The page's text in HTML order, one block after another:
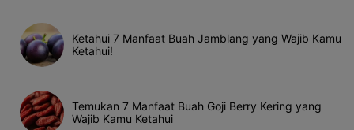
Ketahui 7 Manfaat Buah Jamblang yang Wajib Kamu
Ketahui!
Temukan 7 Manfaat Buah Goji Berry Kering yang
Wajib Kamu Ketahui